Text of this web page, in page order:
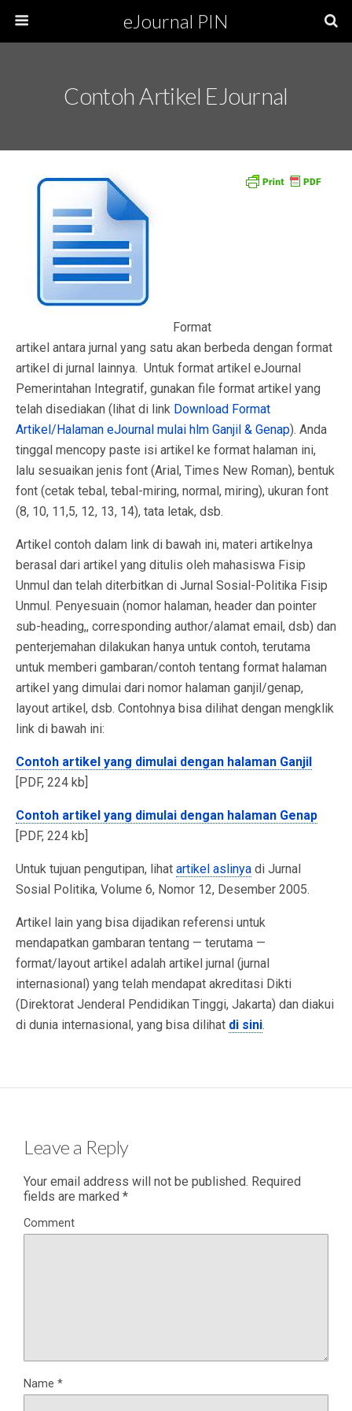
eJournal PIN
Contoh Artikel EJournal
Format
artikel antara jurnal yang satu akan berbeda dengan format
artikel di jurnal lainnya. Untuk format artikel eJournal
Pemerintahan Integratif, gunakan file format artikel yang
telah disediakan (lihat di link Download Format
Artikel/Halaman eJournal mulai hlm Ganjil & Genap). Anda
tinggal mencopy paste isi artikel ke format halaman ini,
lalu sesuaikan jenis font (Arial, Times New Roman), bentuk
font (cetak tebal, tebal-miring, normal, miring), ukuran font
(8, 10, 11,5, 12, 13, 14), tata letak, dsb.
Artikel contoh dalam link di bawah ini, materi artikelnya
berasal dari artikel yang ditulis oleh mahasiswa Fisip
Unmul dan telah diterbitkan di Jurnal Sosial-Politika Fisip
Unmul. Penyesuain (nomor halaman, header dan pointer
sub-heading,, corresponding author/alamat email, dsb) dan
penterjemahan dilakukan hanya untuk contoh, terutama
untuk memberi gambaran/contoh tentang format halaman
artikel yang dimulai dari nomor halaman ganjil/genap,
layout artikel, dsb. Contohnya bisa dilihat dengan mengklik
link di bawah ini:
Contoh artikel yang dimulai dengan halaman Ganjil
[PDF, 224 kb]
Contoh artikel yang dimulai dengan halaman Genap
[PDF, 224 kb]
Untuk tujuan pengutipan, lihat artikel aslinya di Jurnal
Sosial Politika, Volume 6, Nomor 12, Desember 2005.
Artikel lain yang bisa dijadikan referensi untuk
mendapatkan gambaran tentang — terutama —
format/layout artikel adalah artikel jurnal (jurnal
internasional) yang telah mendapat akreditasi Dikti
(Direktorat Jenderal Pendidikan Tinggi, Jakarta) dan diakui
di dunia internasional, yang bisa dilihat di sini.
Leave a Reply
Your email address will not be published. Required
fields are marked *
Comment
Name *